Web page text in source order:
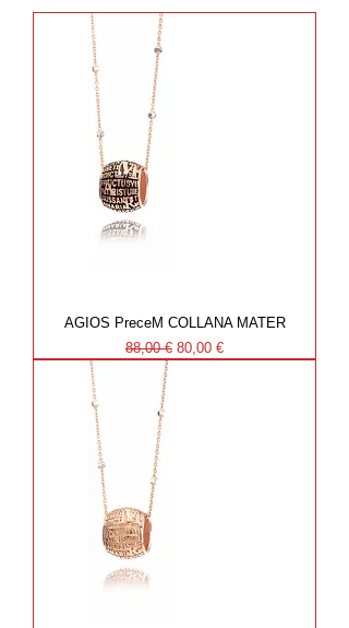
AGIOS PreceM COLLANA MATER
Prezzo regolare
88,00 € Prezzo scontato
80,00 €